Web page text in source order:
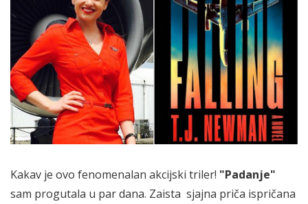
Kakav je ovo fenomenalan akcijski triler! "Padanje"
sam progutala u par dana. Zaista sjajna priča ispričana